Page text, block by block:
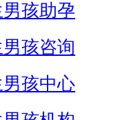
孩助孕
孩咨询
孩中心